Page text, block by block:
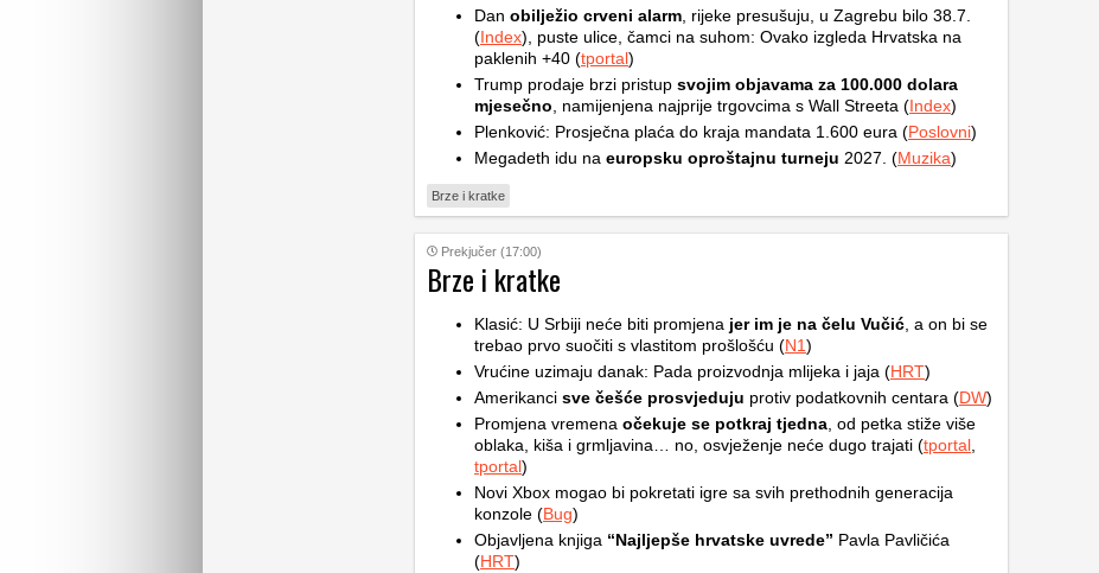
Dan obilježio crveni alarm , rijeke presušuju, u Zagrebu bilo 38.7.
(Index), puste ulice, čamci na suhom: Ovako izgleda Hrvatska na
paklenih +40 (tportal)
Trump prodaje brzi pristup svojim objavama za 100.000 dolara
mjesečno , namijenjena najprije trgovcima s Wall Streeta (Index)
Plenković: Prosječna plaća do kraja mandata 1.600 eura (Poslovni)
Megadeth idu na europsku oproštajnu turneju 2027. (Muzika)
Brze i kratke
Prekjučer (17:00)
Brze i kratke
Klasić: U Srbiji neće biti promjena jer im je na čelu Vučić , a on bi se
trebao prvo suočiti s vlastitom prošlošću (N1)
Vrućine uzimaju danak: Pada proizvodnja mlijeka i jaja (HRT)
Amerikanci sve češće prosvjeduju protiv podatkovnih centara (DW)
Promjena vremena očekuje se potkraj tjedna , od petka stiže više
oblaka, kiša i grmljavina… no, osvježenje neće dugo trajati (tportal
tportal)
Novi Xbox mogao bi pokretati igre sa svih prethodnih generacija
konzole (Bug)
Objavljena knjiga “Najljepše hrvatske uvrede” Pavla Pavličića
(HRT)